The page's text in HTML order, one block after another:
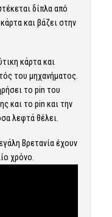
δίπλα από
και βάζει στην
κάρτα και
του μηχανήματος.
το pin του
και το pin και την
λεφτά θέλει.
Βρετανία έχουν
χρόνο.